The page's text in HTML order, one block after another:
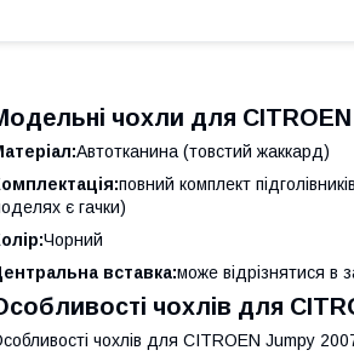
чохли для
Автотканина (товстий жаккард)
повний комплект
є гачки)
Чорний
вставка:може відрізнятися в
чохлів для
чохлів для CITROEN Jumpy